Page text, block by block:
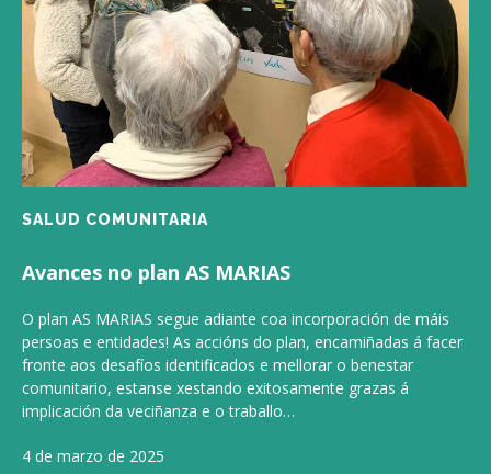
SALUD COMUNITARIA
Avances no plan AS MARIAS
O plan AS MARIAS segue adiante coa incorporación de máis
persoas e entidades! As accións do plan, encamiñadas á facer
fronte aos desafíos identificados e mellorar o benestar
comunitario, estanse xestando exitosamente grazas á
implicación da veciñanza e o traballo…
4 de marzo de 2025